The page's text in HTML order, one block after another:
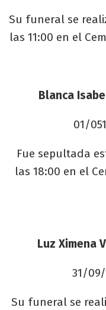
Su funeral se
las 11:00 en el
Blanca
01/
Fue sepultada
las 18:00 en el
Luz Ximena
31/09/
Su funeral se